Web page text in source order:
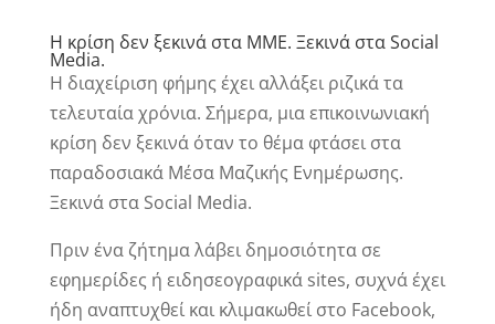
Η κρίση δεν ξεκινά στα ΜΜΕ. Ξεκινά στα Social
Media.
Η διαχείριση φήμης έχει αλλάξει ριζικά τα
τελευταία χρόνια. Σήμερα, μια επικοινωνιακή
κρίση δεν ξεκινά όταν το θέμα φτάσει στα
παραδοσιακά Μέσα Μαζικής Ενημέρωσης.
Ξεκινά στα Social Media.
Πριν ένα ζήτημα λάβει δημοσιότητα σε
εφημερίδες ή ειδησεογραφικά sites, συχνά έχει
ήδη αναπτυχθεί και κλιμακωθεί στο Facebook,